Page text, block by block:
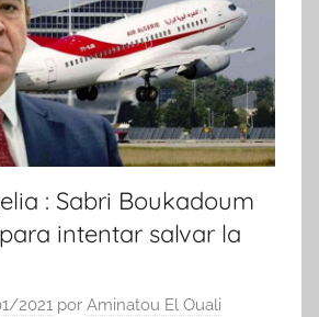
: Sabri Boukadoum
intentar salvar la
2021 por Aminatou El Ouali